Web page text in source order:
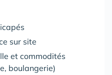
sur site
et commodités
boulangerie)